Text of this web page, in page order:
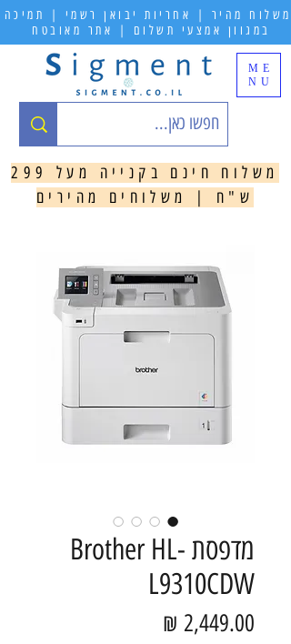
ME
NU
משלוח מהיר | אחריות יבואן רשמי | תמיכה
במגוון אמצעי תשלום | אתר מאובטח
משלוח חינם בקנייה מעל 299
ש"ח | משלוחים מהירים
מדפסת Brother HL-
L9310CDW